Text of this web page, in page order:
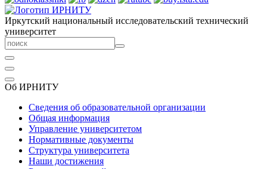
Иркутский национальный исследовательский технический
университет
Об ИРНИТУ
Сведения об образовательной организации
Общая информация
Управление университетом
Нормативные документы
Структура университета
Наши достижения